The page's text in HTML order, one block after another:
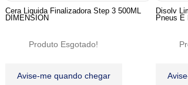
Cera Liquida Finalizadora Step 3 500ML
DIMENSION
Produto Esgotado!
Avise-me quando chegar
Disolv
Pneus E